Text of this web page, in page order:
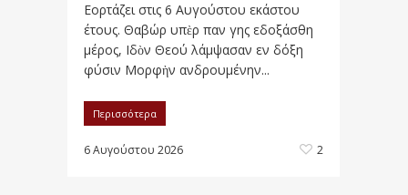
Εορτάζει στις 6 Αυγούστου εκάστου
έτους. Θαβώρ υπὲρ παν γης εδοξάσθη
μέρος, Ιδὸν Θεού λάμψασαν εν δόξη
φύσιν Μορφὴν ανδρουμένην...
Περισσότερα
6 Αυγούστου 2026 2